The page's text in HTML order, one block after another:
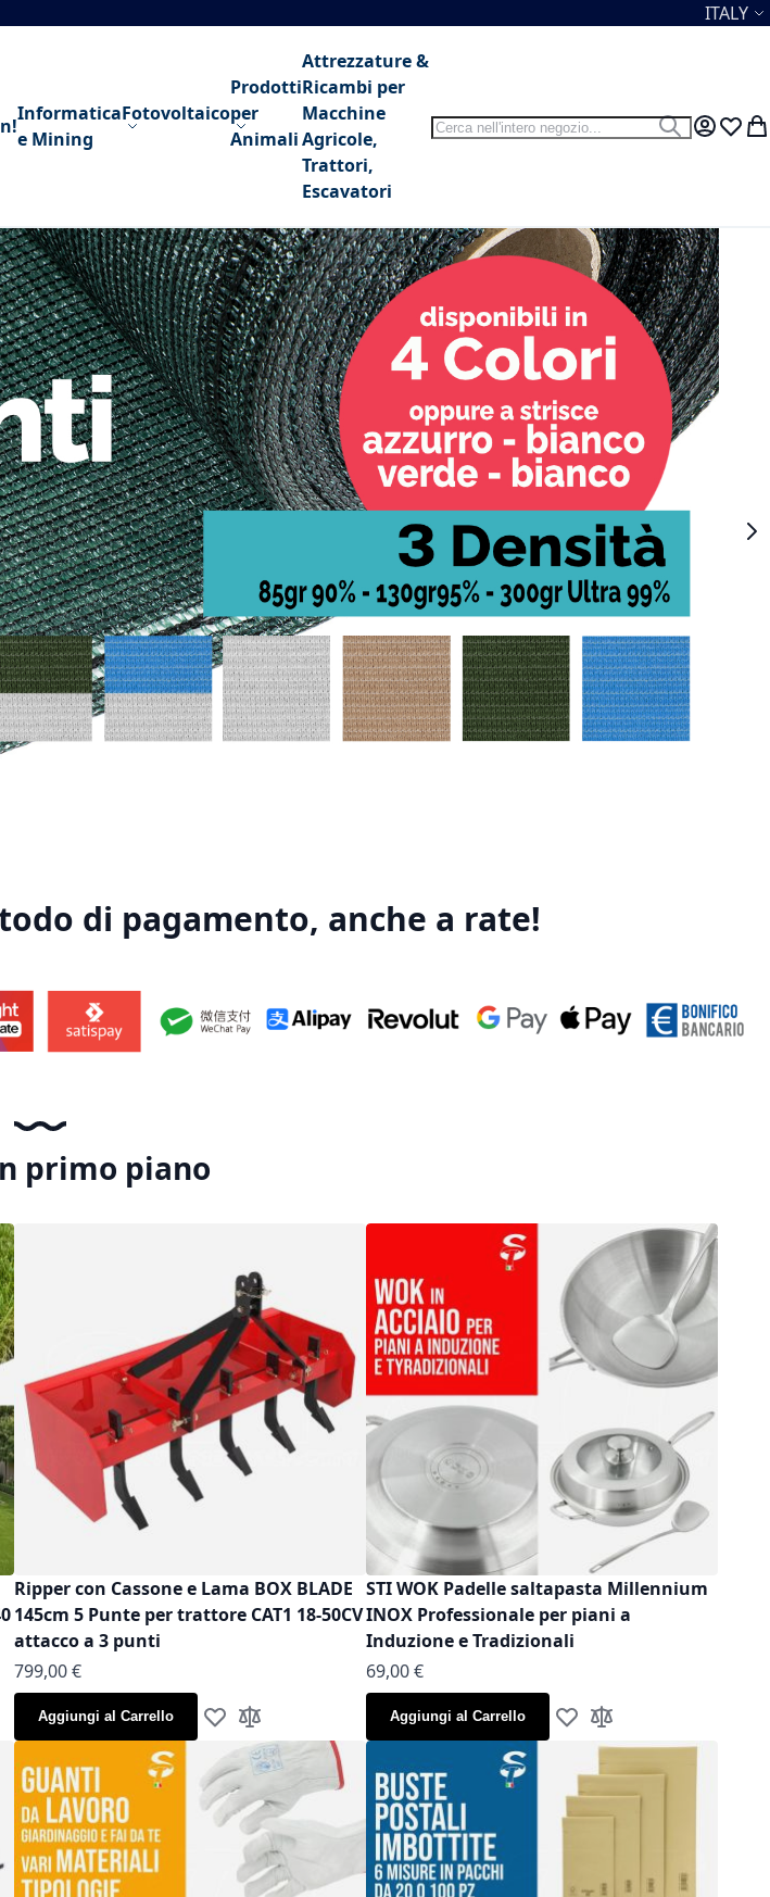
Lingua
ITALY
Informatica
e Mining
Fotovoltaico
Prodotti
per
Animali
Attrezzature &
Ricambi per
Macchine
Agricole,
Trattori,
Escavatori
Search
Search
My Lista
di pagamento, anche a rate!
primo piano
Ripper con Cassone e Lama BOX BLADE
145cm 5 Punte per trattore CAT1 18-50CV
attacco a 3 punti
799,00 €
Aggiungi al Carrello Aggiungi alla lista desideri
Aggiungi al confronto
STI WOK Padelle saltapasta Millennium
INOX Professionale per piani a
Induzione e Tradizionali
As low as
69,00 €
Aggiungi al Carrello Aggiungi alla lista desideri
Aggiungi al confronto